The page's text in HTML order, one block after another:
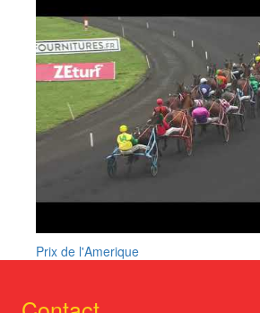
Prix de l'Amerique